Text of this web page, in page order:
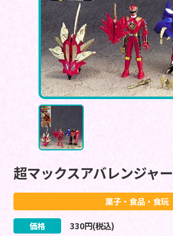
超マックスアバレンジャー
菓子・食品・食玩
価格 330円(税込)